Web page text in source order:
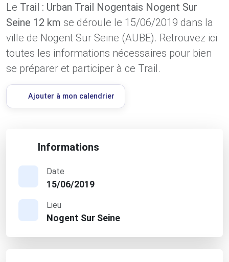
Le Trail : Urban Trail Nogentais Nogent Sur
Seine 12 km se déroule le 15/06/2019 dans la
ville de Nogent Sur Seine (AUBE). Retrouvez ici
toutes les informations nécessaires pour bien
se préparer et participer à ce Trail.
Ajouter à mon calendrier
Informations
Date
15/06/2019
Lieu
Nogent Sur Seine